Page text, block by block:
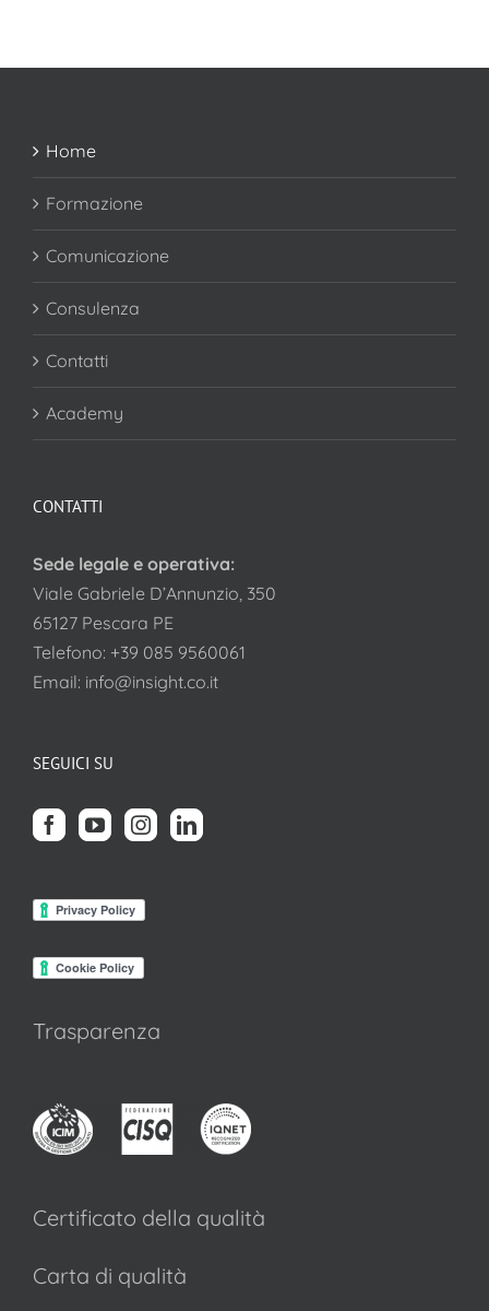
Home
Formazione
Comunicazione
Consulenza
Contatti
Academy
CONTATTI
Sede legale e operativa:
Viale Gabriele D’Annunzio, 350
65127 Pescara PE
Telefono: +39 085 9560061
Email: info@insight.co.it
SEGUICI SU
Trasparenza
Certificato della qualità
Carta di qualità